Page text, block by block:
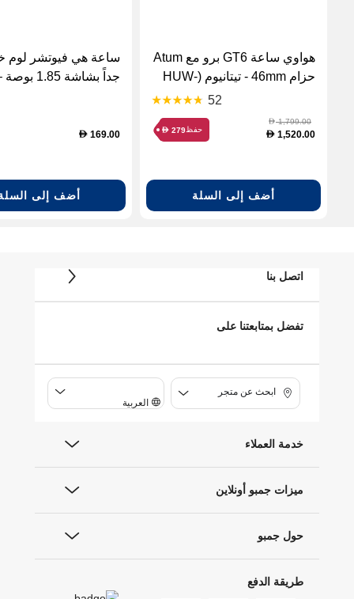
هواوي ساعة GT6 برو مع Atum
حزام 46mm - تيتانيوم (HUW-
GT6PRO-ATUM-TTN)
52
D1,799.00
D 1,520.00 حفظ D 279
أضف إلى السلة
ساعة هي فيوتشر لوم
جداً بشاشة
D 169.00
أضف إلى
اتصل بنا
تفضل بمتابعتنا على
ابحث عن متجر
العربية
خدمة العملاء
ميزات جمبو أونلاين
حول جمبو
طريقة الدفع